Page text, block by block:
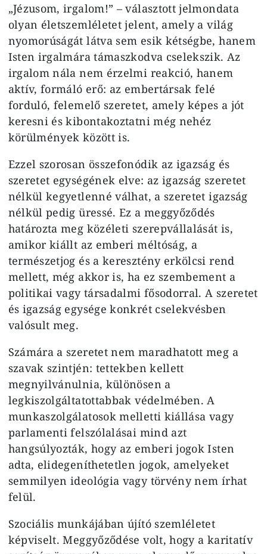
„Jézusom, irgalom!” – választott jelmondata
olyan életszemléletet jelent, amely a világ
nyomorúságát látva sem esik kétségbe, hanem
Isten irgalmára támaszkodva cselekszik. Az
irgalom nála nem érzelmi reakció, hanem
aktív, formáló erő: az embertársak felé
forduló, felemelő szeretet, amely képes a jót
keresni és kibontakoztatni még nehéz
körülmények között is.
Ezzel szorosan összefonódik az igazság és
szeretet egységének elve: az igazság szeretet
nélkül kegyetlenné válhat, a szeretet igazság
nélkül pedig üressé. Ez a meggyőződés
határozta meg közéleti szerepvállalását is,
amikor kiállt az emberi méltóság, a
természetjog és a keresztény erkölcsi rend
mellett, még akkor is, ha ez szembement a
politikai vagy társadalmi fősodorral. A szeretet
és igazság egysége konkrét cselekvésben
valósult meg.
Számára a szeretet nem maradhatott meg a
szavak szintjén: tettekben kellett
megnyilvánulnia, különösen a
legkiszolgáltatottabbak védelmében. A
munkaszolgálatosok melletti kiállása vagy
parlamenti felszólalásai mind azt
hangsúlyozták, hogy az emberi jogok Isten
adta, elidegeníthetetlen jogok, amelyeket
semmilyen ideológia vagy törvény nem írhat
felül.
Szociális munkájában újító szemléletet
képviselt. Meggyőződése volt, hogy a karitatív